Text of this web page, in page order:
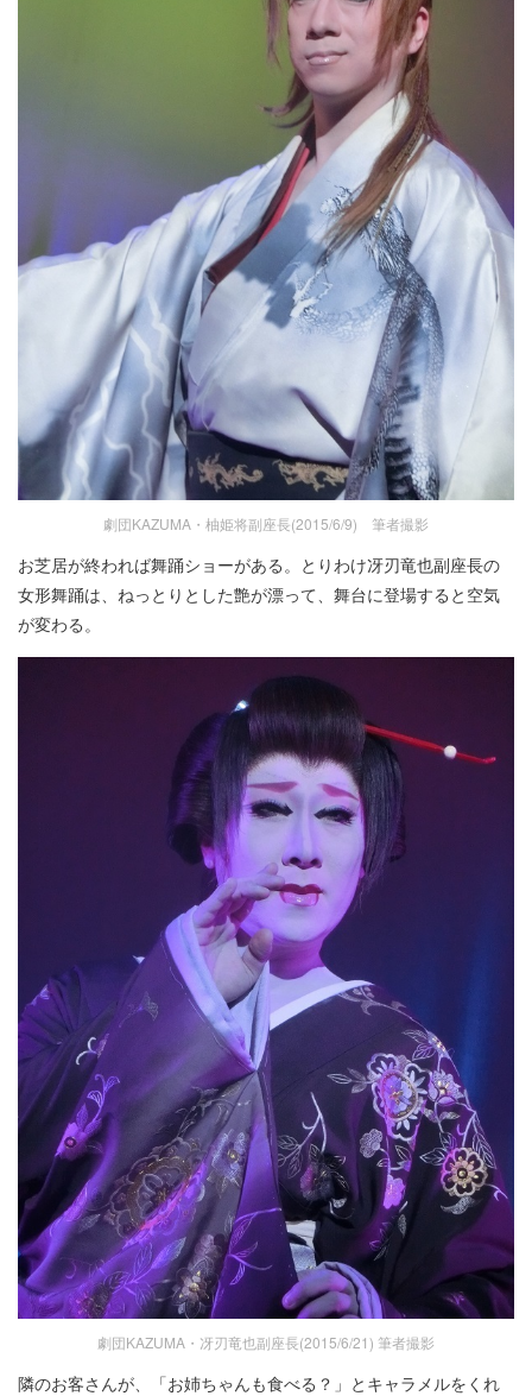
劇団KAZUMA・柚姫将副座長(2015/6/9) 筆者撮影
お芝居が終われば舞踊ショーがある。とりわけ冴刃竜也副座長の
女形舞踊は、ねっとりとした艶が漂って、舞台に登場すると空気
が変わる。
劇団KAZUMA・冴刃竜也副座長(2015/6/21) 筆者撮影
隣のお客さんが、「お姉ちゃんも食べる？」とキャラメルをくれ